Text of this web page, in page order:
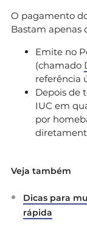
O pagamento
Bastam apenas
Emite no
(chamado
referência
Depois de
IUC em
por
Veja também
Dicas para
rápida